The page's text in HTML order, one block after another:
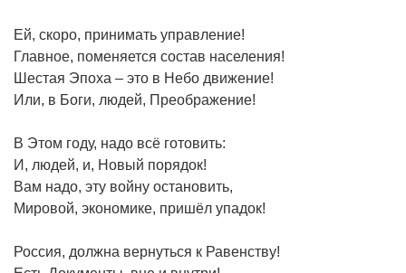
Ей, скоро, принимать управление!
Главное, поменяется состав населения!
Шестая Эпоха – это в Небо движение!
Или, в Боги, людей, Преображение!
В Этом году, надо всё готовить:
И, людей, и, Новый порядок!
Вам надо, эту войну остановить,
Мировой, экономике, пришёл упадок!
Россия, должна вернуться к Равенству!